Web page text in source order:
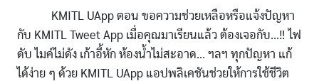
KMITL UApp ตอน ขอความช่วยเหลือหรือแจ้งปัญหา
กับ KMITL Tweet App เมื่อคุณมาเรียนแล้ว ต้องเจอกับ...‼️ ไฟ
ดับ ไมค์ไม่ดัง เก้าอี้หัก ห้องน้ำไม่สะอาด... ฯลฯ ทุกปัญหา แก้
ได้ง่าย ๆ ด้วย KMITL UApp แอปพลิเคชันช่วยให้การใช้ชีวิต